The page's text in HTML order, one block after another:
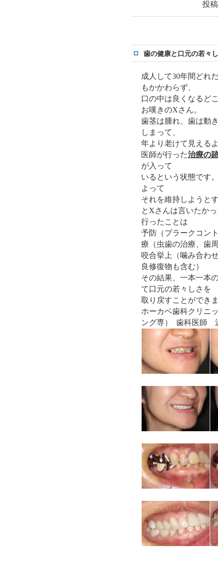
投
歯の健康と口元の若々
成人して30年間どれ
もかかわらず、
口の中は良くなるど
お嘆きのXさん。
歯茎は腫れ、歯は動
しまって、
年より老けて見える
医師が行った治療の
が入って
いるという状態です
よって
それを維持しようと
とXさんは言いたか
行ったことは
予防（プラークコン
療（虫歯の治療、歯
咬合挙上（噛み合わ
良修復物も含む）
その結果、一本一本
て口元の若々しさを
取り戻すことができ
ホーカベ歯科クリニ
ング専） 歯科医師